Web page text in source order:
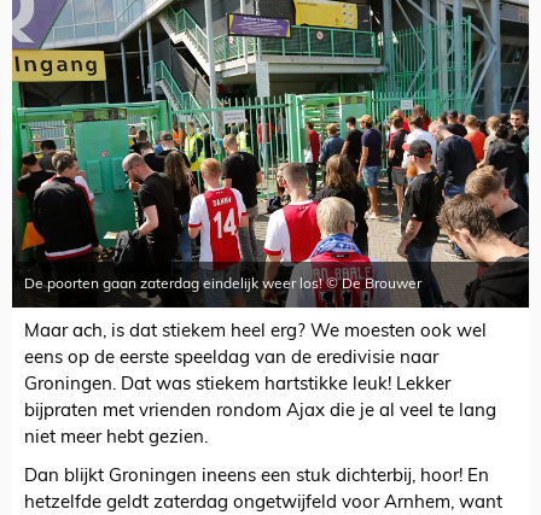
De poorten gaan zaterdag eindelijk weer los! © De Brouwer
Maar ach, is dat stiekem heel erg? We moesten ook wel
eens op de eerste speeldag van de eredivisie naar
Groningen. Dat was stiekem hartstikke leuk! Lekker
bijpraten met vrienden rondom Ajax die je al veel te lang
niet meer hebt gezien.
Dan blijkt Groningen ineens een stuk dichterbij, hoor! En
hetzelfde geldt zaterdag ongetwijfeld voor Arnhem, want